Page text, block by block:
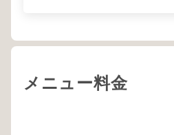
メニュー料金